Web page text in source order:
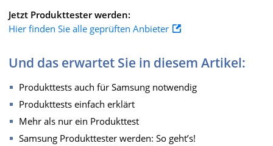
Jetzt Produkttester werden:
Hier finden Sie alle geprüften Anbieter
Und das erwartet Sie in diesem Artikel:
Produkttests auch für Samsung notwendig
Produkttests einfach erklärt
Mehr als nur ein Produkttest
Samsung Produkttester werden: So geht’s!